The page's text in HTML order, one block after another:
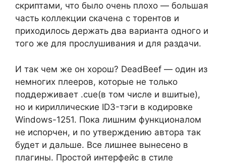
скриптами, что было очень плохо — большая
часть коллекции скачена с торентов и
приходилось держать два варианта одного и
того же для прослушивания и для раздачи.
И так чем же он хорош? DeadBeef — один из
немногих плееров, которые не только
поддерживает .cue(в том числе и вшитые),
но и кириллические ID3-тэги в кодировке
Windows-1251. Пока лишним функционалом
не испорчен, и по утверждению автора так
будет и дальше. Все лишнее вынесено в
плагины. Простой интерфейс в стиле